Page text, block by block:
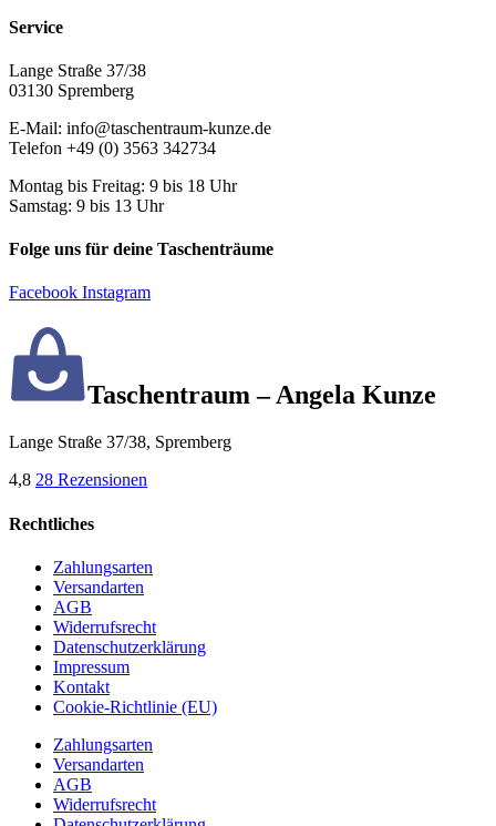
Optionen
können
der
werden
Service
Lange Straße 37/38
03130 Spremberg
E-Mail: info@taschentraum-kunze.de
Telefon +49 (0) 3563 342734
Montag bis Freitag: 9 bis 18 Uhr
Samstag: 9 bis 13 Uhr
Folge uns für deine Taschenträume
Facebook Instagram
Taschentraum – Angela Kunze
Lange Straße 37/38, Spremberg
4,8 28 Rezensionen
Rechtliches
Zahlungsarten
Versandarten
AGB
Widerrufsrecht
Datenschutzerklärung
Impressum
Kontakt
Cookie-Richtlinie (EU)
Zahlungsarten
Versandarten
AGB
Widerrufsrecht